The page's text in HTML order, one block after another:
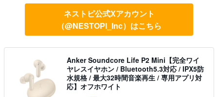
ネストピ公式Xアカウント
（@NESTOPI_Inc）はこちら
Anker Soundcore Life P2 Mini【完全ワイ
ヤレスイヤホン / Bluetooth5.3対応 / IPX5防
水規格 / 最大32時間音楽再生 / 専用アプリ対
応】オフホワイト